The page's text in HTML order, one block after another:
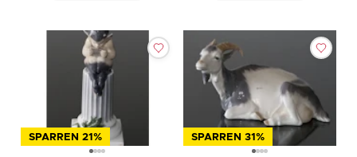
SPARREN 21% SPARREN 31%